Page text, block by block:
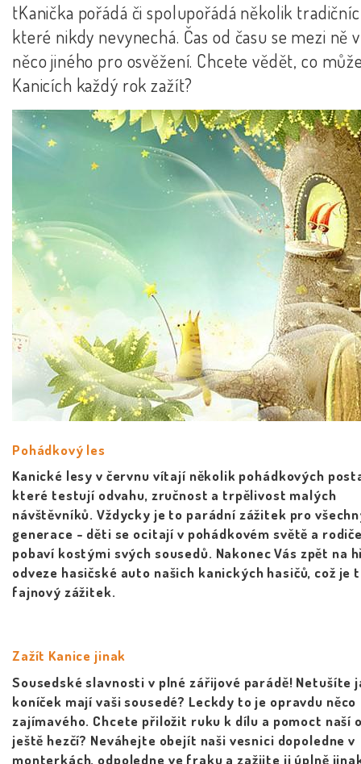
tKanička pořádá či spolupořádá několik
které nikdy nevynechá. Čas od času se mezi ně
něco jiného pro osvěžení. Chcete vědět, co
Kanicích každý rok zažít?
Pohádkový les
Kanické lesy v červnu vítají několik pohádkových
které testují odvahu, zručnost a trpělivost malých
návštěvníků. Vždycky je to parádní zážitek pro
generace - děti se ocitají v pohádkovém světě a
pobaví kostými svých sousedů. Nakonec Vás zpět na
odveze hasičské auto našich kanických hasičů, což je
fajnový zážitek.
Zažít Kanice jinak
Sousedské slavnosti v plné zářijové parádě! Netušíte
koníček mají vaši sousedé? Leckdy to je opravdu něco
zajímavého. Chcete přiložit ruku k dílu a pomoct naší
ještě hezčí? Neváhejte obejít naši vesnici dopoledne v
monterkách, odpoledne ve fraku a zažijte ji úplně